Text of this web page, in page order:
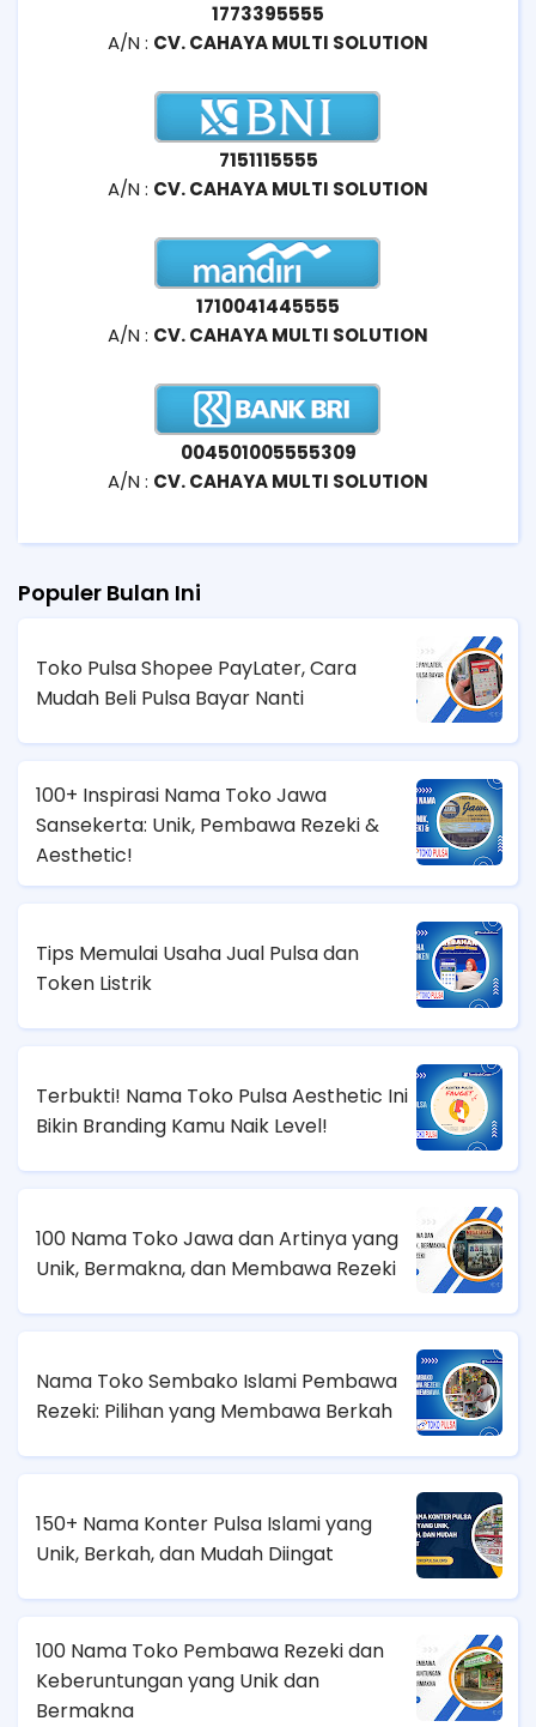
1773395555
A/N : CV. CAHAYA MULTI SOLUTION
7151115555
A/N : CV. CAHAYA MULTI SOLUTION
1710041445555
A/N : CV. CAHAYA MULTI SOLUTION
004501005555309
A/N : CV. CAHAYA MULTI SOLUTION
Populer Bulan Ini
Toko Pulsa Shopee PayLater, Cara
Mudah Beli Pulsa Bayar Nanti
100+ Inspirasi Nama Toko Jawa
Sansekerta: Unik, Pembawa Rezeki &
Aesthetic!
Tips Memulai Usaha Jual Pulsa dan
Token Listrik
Terbukti! Nama Toko Pulsa Aesthetic Ini
Bikin Branding Kamu Naik Level!
100 Nama Toko Jawa dan Artinya yang
Unik, Bermakna, dan Membawa Rezeki
Nama Toko Sembako Islami Pembawa
Rezeki: Pilihan yang Membawa Berkah
150+ Nama Konter Pulsa Islami yang
Unik, Berkah, dan Mudah Diingat
100 Nama Toko Pembawa Rezeki dan
Keberuntungan yang Unik dan
Bermakna